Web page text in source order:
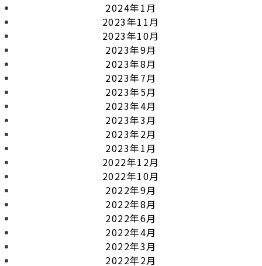
2024年1月
2023年11月
2023年10月
2023年9月
2023年8月
2023年7月
2023年5月
2023年4月
2023年3月
2023年2月
2023年1月
2022年12月
2022年10月
2022年9月
2022年8月
2022年6月
2022年4月
2022年3月
2022年2月